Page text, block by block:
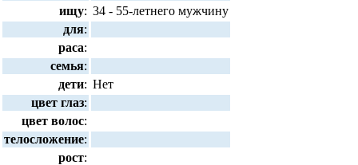
ищу: 34 - 55-летнего мужчину
для:
раса:
семья:
дети: Нет
цвет глаз:
цвет волос:
телосложение:
рост: